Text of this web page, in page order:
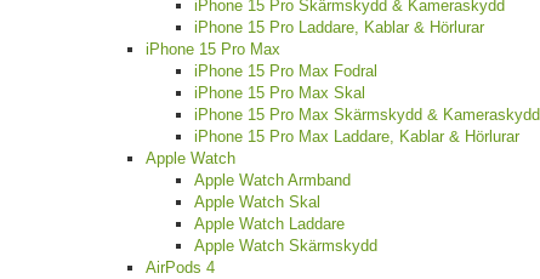
iPhone 15 Pro Skärmskydd & Kameraskydd
iPhone 15 Pro Laddare, Kablar & Hörlurar
iPhone 15 Pro Max
iPhone 15 Pro Max Fodral
iPhone 15 Pro Max Skal
iPhone 15 Pro Max Skärmskydd & Kameraskydd
iPhone 15 Pro Max Laddare, Kablar & Hörlurar
Apple Watch
Apple Watch Armband
Apple Watch Skal
Apple Watch Laddare
Apple Watch Skärmskydd
AirPods 4